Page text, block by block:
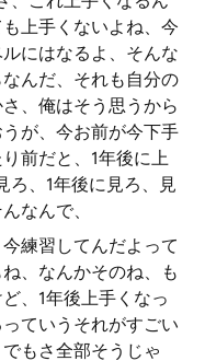
上手くないよね、今
にはなるよ、そんな
んだ、それも自分の
、俺はそう思うから
が、今お前が今下手
前だと、1年後に上
ろ、1年後に見ろ、見
なんで、
練習してんだよって
、なんかそのね、も
、1年後上手くなっ
ていうそれがすごい
もさ全部そうじゃ